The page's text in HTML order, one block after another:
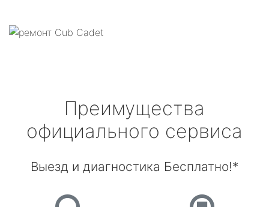
Преимущества
официального сервиса
Выезд и диагностика Бесплатно!*